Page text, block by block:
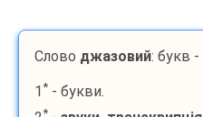
Слово джазовий: букв -
1 * - букви.
*